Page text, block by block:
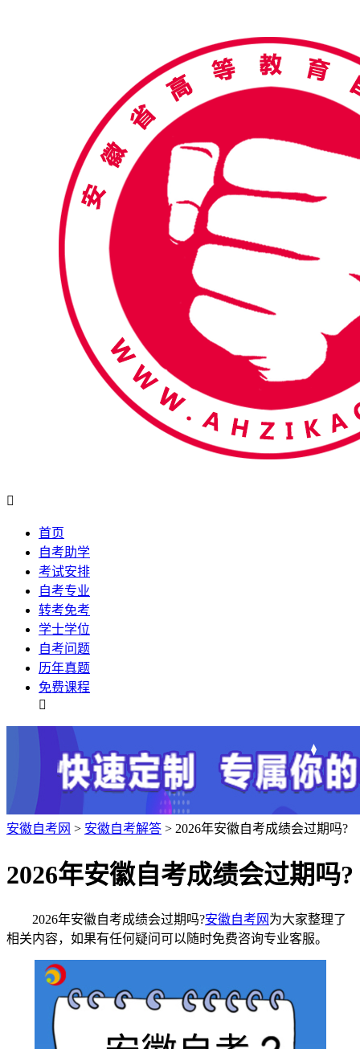

首页
自考助学
考试安排
自考专业
转考免考
学士学位
自考问题
历年真题
免费课程

安徽自考网 > 安徽自考解答 > 2026年安徽自考成绩会过期吗?
2026年安徽自考成绩会过期吗?
2026年安徽自考成绩会过期吗?安徽自考网 为大家整理了
相关内容，如果有任何疑问可以随时免费咨询专业客服。